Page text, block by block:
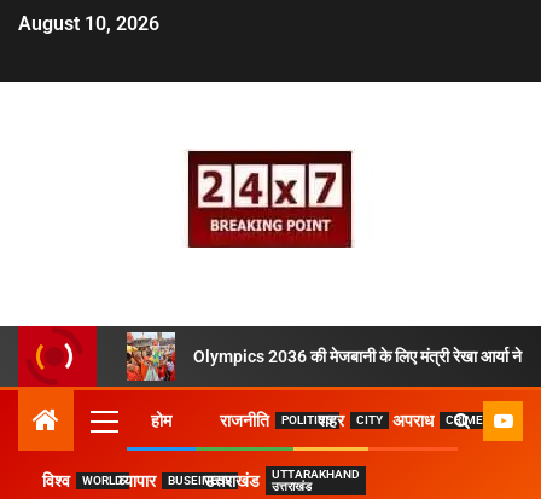
August 10, 2026
Olympics 2036 की मेजबानी के लिए मंत्री रेखा आर्या ने
होम राजनीति POLITICSशहर CITY अपराध CRIME
विश्व WORLDव्यापार BUSEINESSउत्तराखंड
UTTARAKHAND
उत्तराखंड